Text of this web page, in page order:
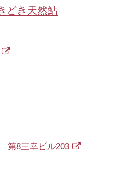
どき天然鮎
第8三幸ビル203